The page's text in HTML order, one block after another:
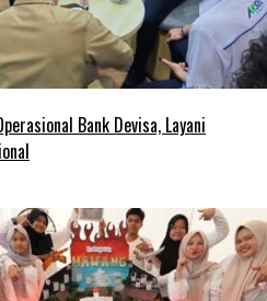
Bank Devisa, Layani